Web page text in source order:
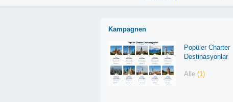
Kampagnen
Popüler Charter
Destinasyonlar
Alle(1)